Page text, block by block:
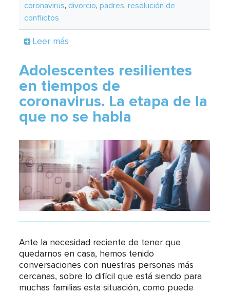
coronavirus,divorcio,padres,resolución de
conflictos
Leer más
Adolescentes resilientes
en tiempos de
coronavirus. La etapa de la
que no se habla
Ante la necesidad reciente de tener que
quedarnos en casa, hemos tenido
conversaciones con nuestras personas más
cercanas, sobre lo difícil que está siendo para
muchas familias esta situación, como puede